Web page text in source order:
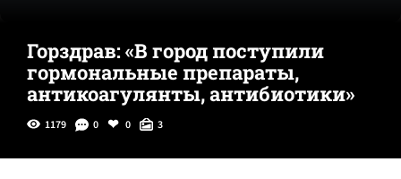
Горздрав: «В город поступили
гормональные препараты,
антикоагулянты, антибиотики»
1179 0 0 3